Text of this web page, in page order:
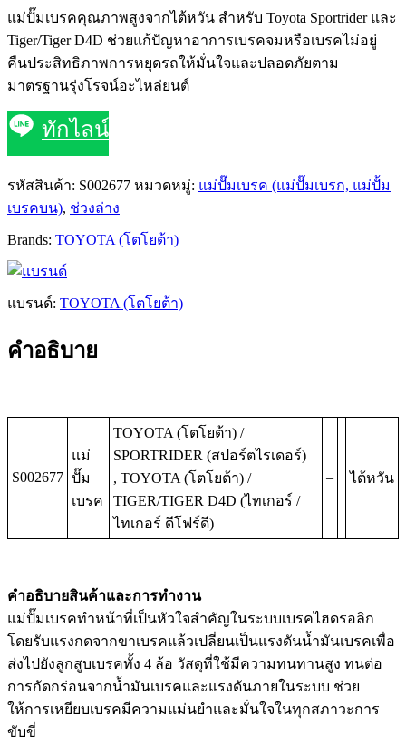
แม่ปั๊มเบรคคุณภาพสูงจากไต้หวัน สำหรับ Toyota Sportrider และ
Tiger/Tiger D4D ช่วยแก้ปัญหาอาการเบรคจมหรือเบรคไม่อยู่
คืนประสิทธิภาพการหยุดรถให้มั่นใจและปลอดภัยตาม
มาตรฐานรุ่งโรจน์อะไหล่ยนต์
ทักไลน์
รหัสสินค้า: S002677 หมวดหมู่: แม่ปั๊มเบรค (แม่ปั๊มเบรก, แม่ปั้ม
เบรคบน), ช่วงล่าง
Brands: TOYOTA (โตโยต้า)
แบรนด์: TOYOTA (โตโยต้า)
คำอธิบาย
S002677
แม่
ปั๊ม
เบรค
TOYOTA (โตโยต้า) /
SPORTRIDER (สปอร์ตไรเดอร์)
, TOYOTA (โตโยต้า) /
TIGER/TIGER D4D (ไทเกอร์ /
ไทเกอร์ ดีโฟร์ดี)
– ไต้หวัน
คำอธิบายสินค้าและการทำงาน
แม่ปั๊มเบรคทำหน้าที่เป็นหัวใจสำคัญในระบบเบรคไฮดรอลิก
โดยรับแรงกดจากขาเบรคแล้วเปลี่ยนเป็นแรงดันน้ำมันเบรคเพื่อ
ส่งไปยังลูกสูบเบรคทั้ง 4 ล้อ วัสดุที่ใช้มีความทนทานสูง ทนต่อ
การกัดกร่อนจากน้ำมันเบรคและแรงดันภายในระบบ ช่วย
ให้การเหยียบเบรคมีความแม่นยำและมั่นใจในทุกสภาวะการ
ขับขี่